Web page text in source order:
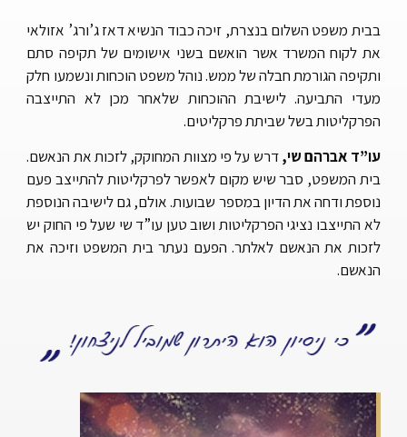
בבית משפט השלום בנצרת, זיכה כבוד הנשיא דאז ג’ורג’ אזולאי
את לקוח המשרד אשר הואשם בשני אישומים של תקיפה סתם
ותקיפה הגורמת חבלה של ממש. נוהל משפט הוכחות ונשמעו חלק
מעדי התביעה. לישיבת ההוכחות שלאחר מכן לא התייצבה
הפרקליטות בשל שביתת פרקליטים.
עו”ד אברהם שי,דרש על פי מצוות המחוקק, לזכות את הנאשם.
בית המשפט, סבר שיש מקום לאפשר לפרקליטות להתייצב פעם
נוספת ודחה את הדיון במספר שבועות. אולם, גם לישיבה הנוספת
לא התייצבו נציגי הפרקליטות ושוב טען עו”ד שי שעל פי החוק יש
לזכות את הנאשם לאלתר. הפעם נעתר בית המשפט וזיכה את
הנאשם.